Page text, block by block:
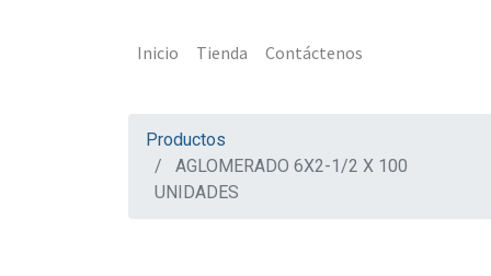
Inicio Tienda Contáctenos
Productos
AGLOMERADO 6X2-1/2 X 100
UNIDADES